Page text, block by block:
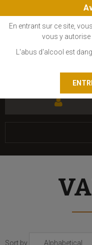
Sort by
En entrant sur ce site,
vous y autorise
L'abus d'alcool est